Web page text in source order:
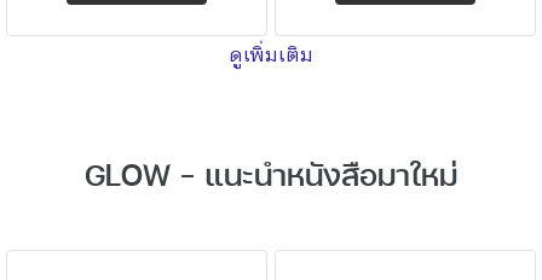
ดูเพิ่มเติม
GLOW - แนะนำหนังสือมาใหม่